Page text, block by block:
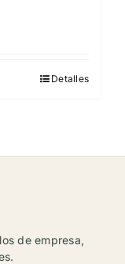
Detalles
de empresa,